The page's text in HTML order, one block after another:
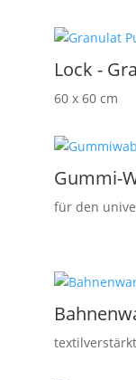
Lock -
60 x 60 cm
Gummi-
für den